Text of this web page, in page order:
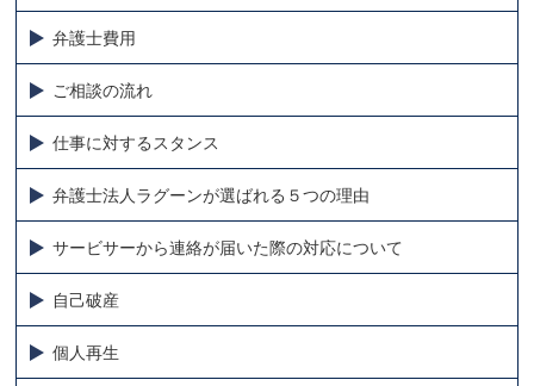
弁護士費用
ご相談の流れ
仕事に対するスタンス
弁護士法人ラグーンが選ばれる５つの理由
サービサーから連絡が届いた際の対応について
自己破産
個人再生